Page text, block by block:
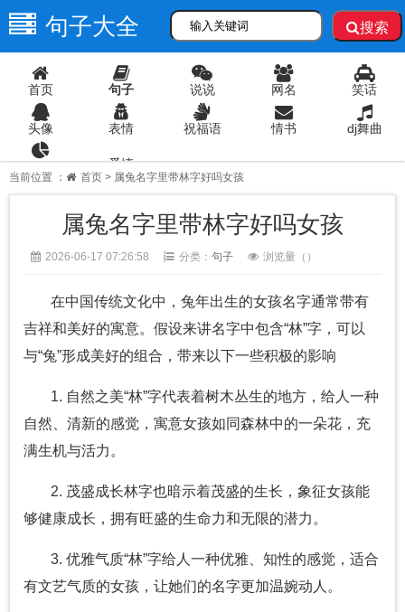
句子大全 搜索
首页 句子 说说 网名 笑话
头像 表情 祝福语 情书 dj舞曲
爱情
当前位置 ： 首页 > 属兔名字里带林字好吗女孩
属兔名字里带林字好吗女孩
2026-06-17 07:26:58 分类： 句子 浏览量（ ）
在中国传统文化中，兔年出生的女孩名字通常带有
吉祥和美好的寓意。假设来讲名字中包含“林”字，可以
与“兔”形成美好的组合，带来以下一些积极的影响
1. 自然之美“林”字代表着树木丛生的地方，给人一种
自然、清新的感觉，寓意女孩如同森林中的一朵花，充
满生机与活力。
2. 茂盛成长林字也暗示着茂盛的生长，象征女孩能
够健康成长，拥有旺盛的生命力和无限的潜力。
3. 优雅气质“林”字给人一种优雅、知性的感觉，适合
有文艺气质的女孩，让她们的名字更加温婉动人。